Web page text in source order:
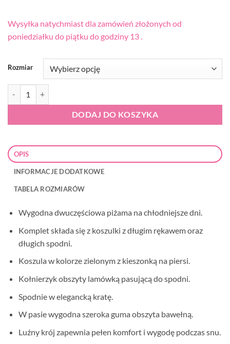
Wysyłka natychmiast dla zamówień złożonych od
poniedziałku do piątku do godziny 13 .
Rozmiar
DODAJ DO KOSZYKA
OPIS
INFORMACJE DODATKOWE
TABELA ROZMIARÓW
Wygodna dwuczęściowa piżama na chłodniejsze dni.
Komplet składa się z koszulki z długim rękawem oraz
długich spodni.
Koszula w kolorze zielonym z kieszonką na piersi.
Kołnierzyk obszyty lamówką pasującą do spodni.
Spodnie w elegancką kratę.
W pasie wygodna szeroka guma obszyta bawełną.
Luźny krój zapewnia pełen komfort i wygodę podczas snu.